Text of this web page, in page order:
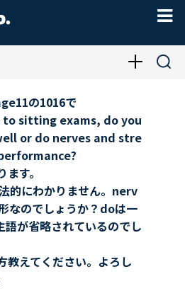
の1016で
to sitting exams, do you
or do nerves and stre
す。
的にわかりません。nerv
なのでしょうか？doは一
が省略されているのでし
教えてください。よろし